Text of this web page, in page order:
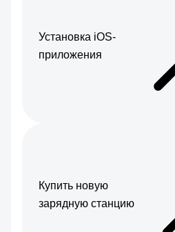
Установка iOS-
приложения
Купить новую
зарядную станцию